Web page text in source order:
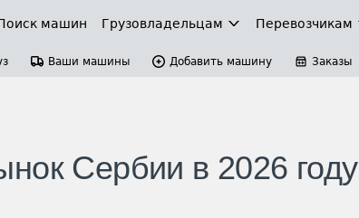
машин Грузовладельцам Перевозчикам
Ваши машины Добавить машину Заказы
Сербии в 2026 году